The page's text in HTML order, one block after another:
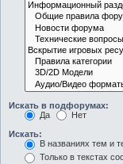
Искать в подфорумах:
Да
Нет
Искать:
В названиях тем и
Только в текстах